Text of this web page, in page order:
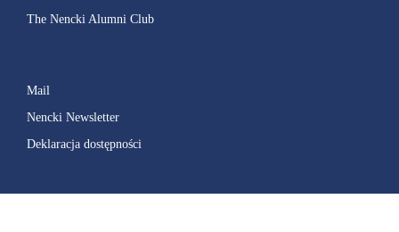
The Nencki Alumni Club
Mail
Nencki Newsletter
Deklaracja dostępności